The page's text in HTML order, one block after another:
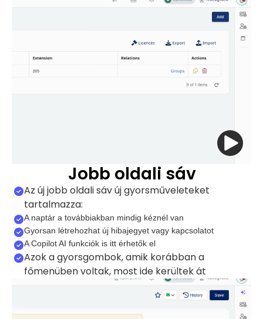
Jobb oldali sáv
Az új jobb oldali sáv új gyorsműveleteket
tartalmazza:
A naptár a továbbiakban mindig kéznél van
Gyorsan létrehozhat új hibajegyet vagy kapcsolatot
A Copilot AI funkciók is itt érhetők el
Azok a gyorsgombok, amik korábban a
főmenüben voltak, most ide kerültek át